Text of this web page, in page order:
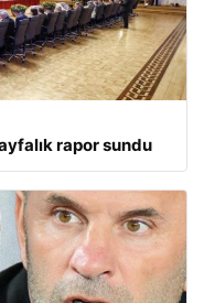
rapor sundu